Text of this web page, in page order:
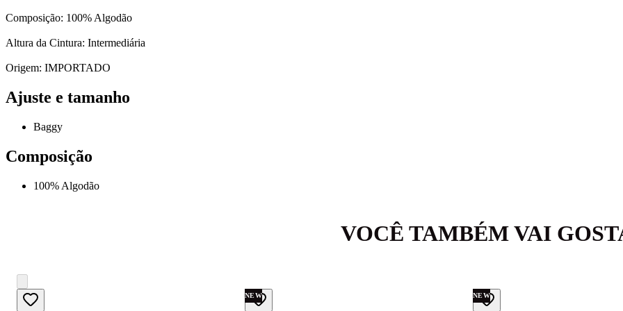
Composição: 100% Algodão
Altura da Cintura: Intermediária
Origem: IMPORTADO
Ajuste e tamanho
Baggy
Composição
100% Algodão
VOCÊ TAMBÉM VAI
NEW NEW